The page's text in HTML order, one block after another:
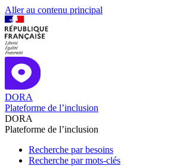
Aller au contenu principal
DORA
Plateforme de l’inclusion
DORA
Plateforme de l’inclusion
Recherche par besoins
Recherche par mots-clés